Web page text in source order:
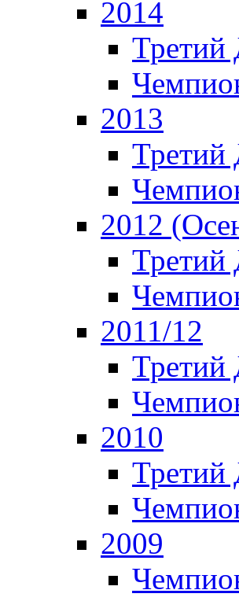
2014
Третий
2013
Третий
2012
Третий
2011/12
Третий
2010
Третий
2009